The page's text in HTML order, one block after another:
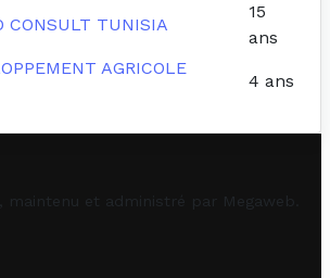
CONSULT TUNISIA
15
ans
AGRICOLE
4 ans
maintenu et administré par Megaweb